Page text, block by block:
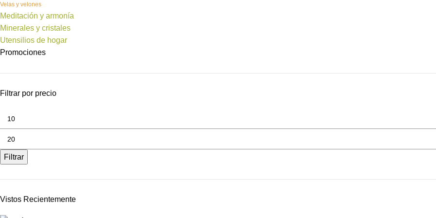
Velas y velones
Meditación y armonía
Minerales y cristales
Utensilios de hogar
Promociones
Filtrar por precio
Filtrar
Vistos Recientemente